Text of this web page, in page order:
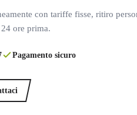
con tariffe fisse, ritiro
ore prima.
Pagamento sicuro